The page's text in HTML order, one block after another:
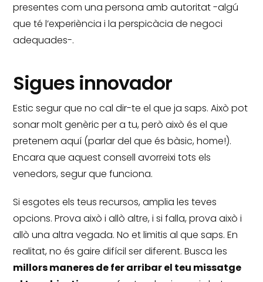
presentes com una persona amb autoritat -algú
que té l’experiència i la perspicàcia de negoci
adequades-.
Sigues innovador
Estic segur que no cal dir-te el que ja saps.Això pot
sonar molt genèric per a tu, però això és el que
pretenem aquí (parlar del que és bàsic, home!).
Encara que aquest consell avorreixi tots els
venedors, segur que funciona.
Si esgotes els teus recursos, amplia les teves
opcions.Prova això i allò altre, i si falla, prova això i
allò una altra vegada.No et limitis al que saps.En
realitat, no és gaire difícil ser diferent.Busca les
millors maneres de fer arribar el teu missatge